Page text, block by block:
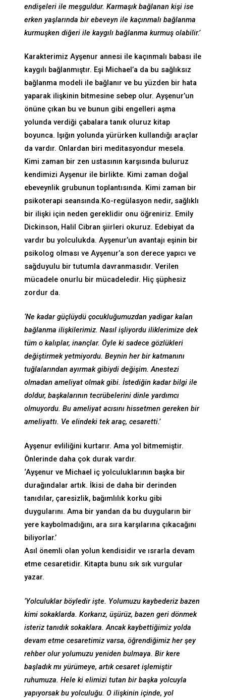
endişeleri ile meşguldur. Karmaşık bağlanan kişi ise
erken yaşlarında bir ebeveyn ile kaçınmalı bağlanma
kurmuşken diğeri ile kaygılı bağlanma kurmuş olabilir.’
Karakterimiz Ayşenur annesi ile kaçınmalı babası ile
kaygılı bağlanmıştır. Eşi Michael’a da bu sağlıksız
bağlanma modeli ile bağlanır ve bu yüzden bir hata
yaparak ilişkinin bitmesine sebep olur. Ayşenur’un
önüne çıkan bu ve bunun gibi engelleri aşma
yolunda verdiği çabalara tanık oluruz kitap
boyunca. Işığın yolunda yürürken kullandığı araçlar
da vardır. Onlardan biri meditasyondur mesela.
Kimi zaman bir zen ustasının karşısında buluruz
kendimizi Ayşenur ile birlikte. Kimi zaman doğal
ebeveynlik grubunun toplantısında. Kimi zaman bir
psikoterapi seansında.Ko-regülasyon nedir, sağlıklı
bir ilişki için neden gereklidir onu öğreniriz. Emily
Dickinson, Halil Cibran şiirleri okuruz. Edebiyat da
vardır bu yolculukda. Ayşenur’un avantajı eşinin bir
psikolog olması ve Ayşenur’a son derece yapıcı ve
sağduyulu bir tutumla davranmasıdır. Verilen
mücadele onurlu bir mücadeledir. Hiç şüphesiz
zordur da.
‘Ne kadar güçlüydü çocukluğumuzdan yadigar kalan
bağlanma ilişkilerimiz. Nasıl işliyordu iliklerimize dek
tüm o kalıplar, inançlar. Öyle ki sadece gözlükleri
değiştirmek yetmiyordu. Beynin her bir katmanını
tuğlalarından ayırmak gibiydi değişim. Anestezi
olmadan ameliyat olmak gibi. İstediğin kadar bilgi ile
doldur, başkalarının tecrübelerini dinle yardımcı
olmuyordu. Bu ameliyat acısını hissetmen gereken bir
ameliyattı. Ve elindeki tek araç, cesaretti.’
Ayşenur evliliğini kurtarır. Ama yol bitmemiştir.
Önlerinde daha çok durak vardır.
‘Ayşenur ve Michael iç yolculuklarının başka bir
durağındalar artık. İkisi de daha bir derinden
tanıdılar, çaresizlik, bağımlılık korku gibi
duygularını. Ama bir yandan da bu duyguların bir
yere kaybolmadığını, ara sıra karşılarına çıkacağını
biliyorlar.’
Asıl önemli olan yolun kendisidir ve ısrarla devam
etme cesaretidir. Kitapta bunu sık sık vurgular
yazar.
‘Yolculuklar böyledir işte. Yolumuzu kaybederiz bazen
kimi sokaklarda. Korkarız, üşürüz, bazen geri dönmek
isteriz tanıdık sokaklara. Ancak kaybettiğimiz yolda
devam etme cesaretimiz varsa, öğrendiğimiz her şey
rehber olur yolumuzu yeniden bulmaya. Bir kere
başladık mı yürümeye, artık cesaret işlemiştir
ruhumuza. Hele ki elimizi tutan bir başka yolcuyla
yapıyorsak bu yolculuğu. O ilişkinin içinde, yol